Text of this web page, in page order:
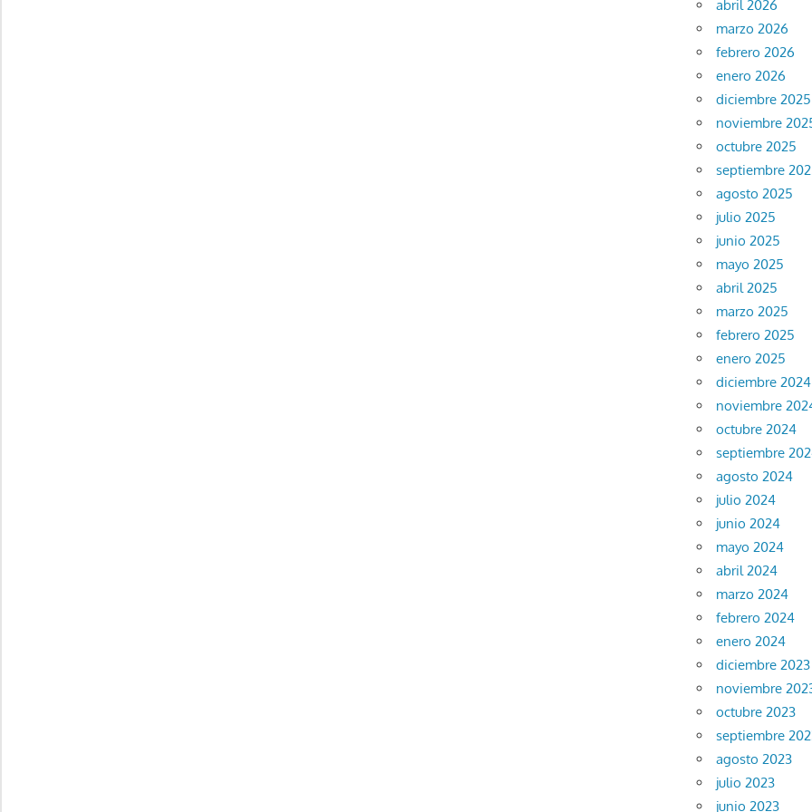
abril 2026
marzo 2026
febrero 2026
enero 2026
diciembre 2025
noviembre
octubre 2025
septiembre
agosto 2025
julio 2025
junio 2025
mayo 2025
abril 2025
marzo 2025
febrero 2025
enero 2025
diciembre 2024
noviembre
octubre 2024
septiembre
agosto 2024
julio 2024
junio 2024
mayo 2024
abril 2024
marzo 2024
febrero 2024
enero 2024
diciembre 2023
noviembre
octubre 2023
septiembre
agosto 2023
julio 2023
junio 2023